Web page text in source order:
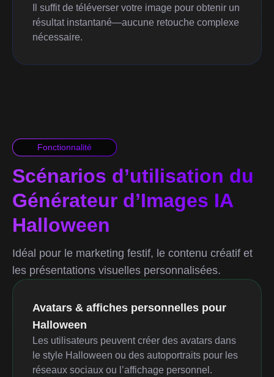
Il suffit de téléverser votre image pour obtenir un
résultat instantané—aucune retouche complexe
nécessaire.
Fonctionnalité
Scénarios d’utilisation du
Générateur d’Images IA
Halloween
Idéal pour le marketing festif, le contenu créatif et
les présentations visuelles personnalisées.
Avatars & affiches personnelles pour
Halloween
Les utilisateurs peuvent créer des avatars dans
le style Halloween ou des autoportraits pour les
réseaux sociaux ou l’affichage personnel.